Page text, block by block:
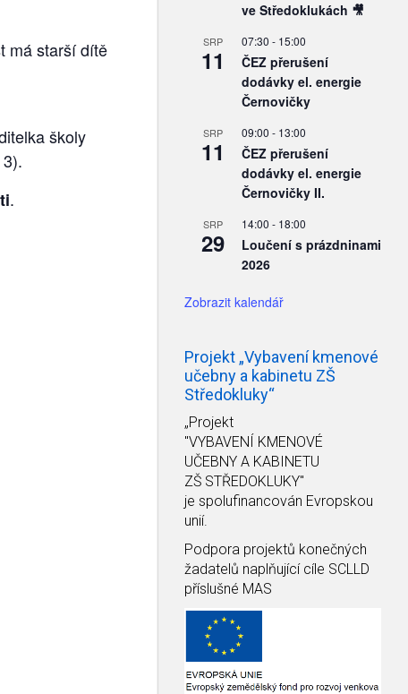
má starší dítě
školy
.
ve Středoklukách 🎥
SRP
11
07:30 - 15:00
ČEZ přerušení
dodávky el. energie
Černovičky
SRP
11
09:00 - 13:00
ČEZ přerušení
dodávky el. energie
Černovičky II.
SRP
29
14:00 - 18:00
Loučení s prázdninami
2026
Zobrazit kalendář
Projekt „Vybavení kmenové
učebny a kabinetu ZŠ
Středokluky“
„Projekt
"VYBAVENÍ KMENOVÉ
UČEBNY A KABINETU
ZŠ STŘEDOKLUKY"
je spolufinancován Evropskou
unií.
Podpora projektů konečných
žadatelů naplňující cíle SCLLD
příslušné MAS